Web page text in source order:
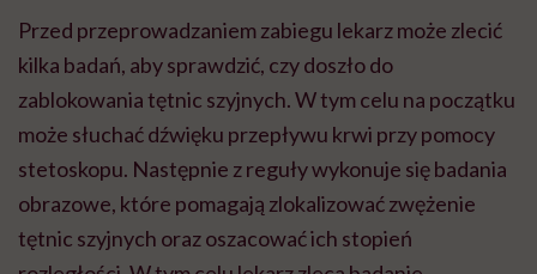
Przed przeprowadzaniem zabiegu lekarz może zlecić
kilka badań, aby sprawdzić, czy doszło do
zablokowania tętnic szyjnych. W tym celu na początku
może słuchać dźwięku przepływu krwi przy pomocy
stetoskopu. Następnie z reguły wykonuje się badania
obrazowe, które pomagają zlokalizować zwężenie
tętnic szyjnych oraz oszacować ich stopień